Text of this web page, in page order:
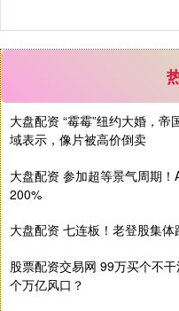
大盘配资 “霉霉”纽约大婚，
域表示，像片被高价倒卖
大盘配资 参加超等景气周期
200%
大盘配资 七连板！老登股集体
股票配资交易网 99万买个不
个万亿风口？